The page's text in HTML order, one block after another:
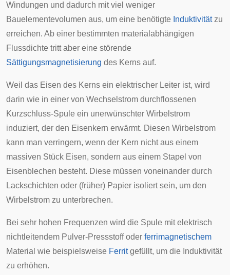
Windungen und dadurch mit viel weniger
Bauelementevolumen aus, um eine benötigte Induktivitätzu
erreichen. Ab einer bestimmten materialabhängigen
Flussdichte tritt aber eine störende
Sättigungsmagnetisierung des Kerns auf.
Weil das Eisen des Kerns ein elektrischer Leiter ist, wird
darin wie in einer von Wechselstrom durchflossenen
Kurzschluss-Spule ein unerwünschter Wirbelstrom
induziert, der den Eisenkern erwärmt. Diesen Wirbelstrom
kann man verringern, wenn der Kern nicht aus einem
massiven Stück Eisen, sondern aus einem Stapel von
Eisenblechen besteht. Diese müssen voneinander durch
Lackschichten oder (früher) Papier isoliert sein, um den
Wirbelstrom zu unterbrechen.
Bei sehr hohen Frequenzen wird die Spule mit elektrisch
nichtleitendem Pulver-Pressstoffoder ferrimagnetischem
Material wie beispielsweise Ferritgefüllt, um die Induktivität
zu erhöhen.